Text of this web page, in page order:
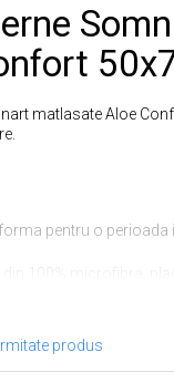
matlasate Aloe
pentru o perioada
spalari multiple
grade Celsius
produs